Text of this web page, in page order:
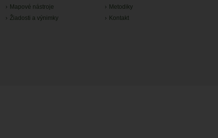
Mapové nástroje
Žiadosti a výnimky
Metodiky
Kontakt